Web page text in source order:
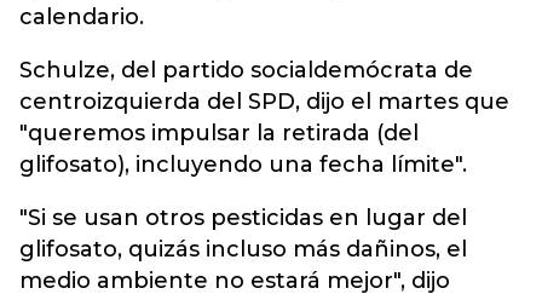
calendario.
Schulze, del partido socialdemócrata de
centroizquierda del SPD, dijo el martes que
"queremos impulsar la retirada (del
glifosato), incluyendo una fecha límite".
"Si se usan otros pesticidas en lugar del
glifosato, quizás incluso más dañinos, el
medio ambiente no estará mejor", dijo